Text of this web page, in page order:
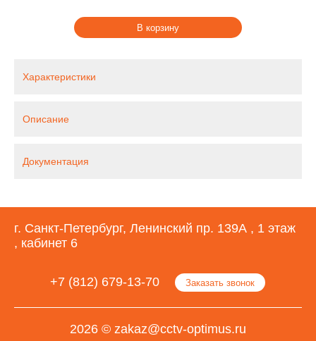
В корзину
Характеристики
Описание
Документация
г. Санкт-Петербург, Ленинский пр. 139А , 1 этаж
, кабинет 6
+7 (812) 679-13-70 Заказать звонок
2026 © zakaz@cctv-optimus.ru